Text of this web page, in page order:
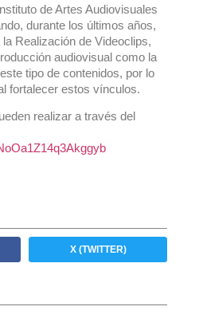
de Artes Audiovisuales
durante los últimos años,
Realización de Videoclips,
audiovisual como la
tipo de contenidos, por lo
fortalecer estos vínculos.
realizar a través del
X (TWITTER)